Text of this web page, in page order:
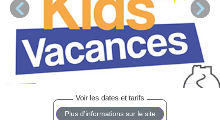
Plus d'informations sur le site